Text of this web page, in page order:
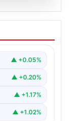
öptü,
▲ +0.05%
▲ +0.20%
▲ +1.17%
▲ +1.02%